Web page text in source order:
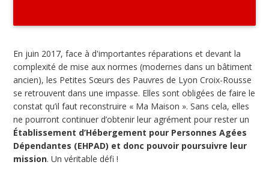
En juin 2017, face à d'importantes réparations et devant la
complexité de mise aux normes (modernes dans un bâtiment
ancien), les Petites Sœurs des Pauvres de Lyon Croix-Rousse
se retrouvent dans une impasse. Elles sont obligées de faire le
constat qu’il faut reconstruire « Ma Maison ». Sans cela, elles
ne pourront continuer d’obtenir leur agrément pour rester un
Établissement d’Hébergement pour Personnes Agées
Dépendantes (EHPAD) et donc pouvoir poursuivre leur
mission. Un véritable défi !